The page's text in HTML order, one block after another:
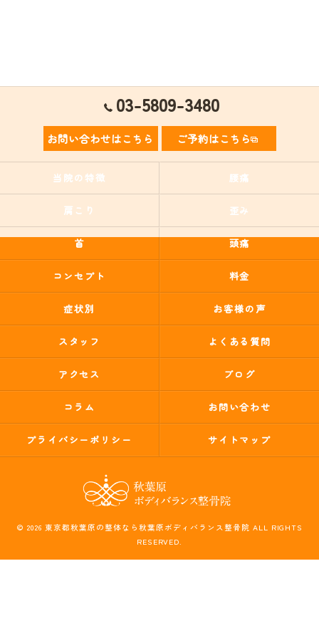
03-5809-3480
お問い合わせはこちら ご予約はこちら
当院の特徴 腰痛
肩こり 歪み
首 頭痛
コンセプト 料金
症状別 お客様の声
スタッフ よくある質問
アクセス ブログ
コラム お問い合わせ
プライバシーポリシー サイトマップ
© 2026 東京都秋葉原の整体なら秋葉原ボディバランス整骨院 ALL RIGHTS
RESERVED.